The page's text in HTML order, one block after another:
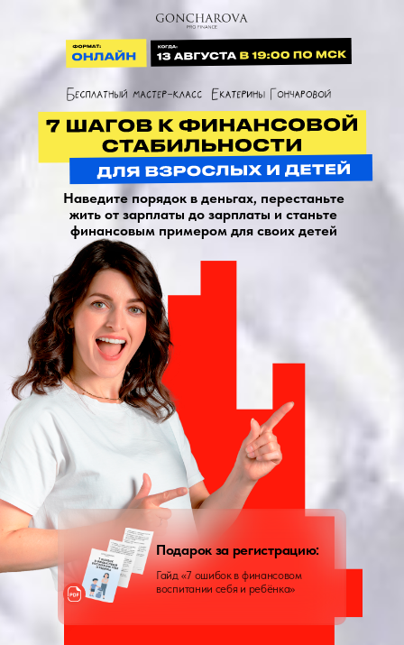
Наведите порядок в деньгах, перестаньте
жить от зарплаты до зарплаты и станьте
финансовым примером для своих детей
Гайд «7 ошибок в финансовом
воспитании себя и ребёнка»
Подарок за регистрацию: